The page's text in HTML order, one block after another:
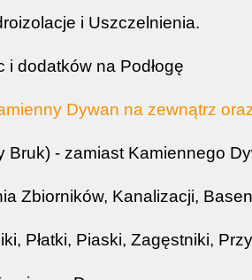
i Uszczelnienia.
i dodatków na Podłogę
Dywan na zewnątrz
Bruk) - zamiast Kamiennego
Zbiorników, Kanalizacji,
Płatki, Piaski, Zagęstniki,